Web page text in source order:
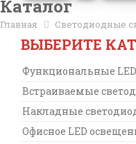
Каталог
Главная Светодиодные
ВЫБЕРИТЕ
Функциональные
Встраиваемые
Накладные
Офисное LED